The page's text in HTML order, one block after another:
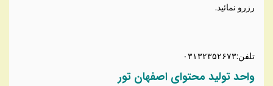
رزرو نمائید.
تلفن:۰۳۱۳۲۳۵۲۶۷۳
واحد تولید محتوای اصفهان تور